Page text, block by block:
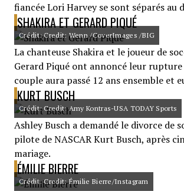
fiancée Lori Harvey se sont séparés au
SHAKIRA ET GERARD PIQUÉ
Crédit: Credit: Wenn /CoverImages /BIG
La chanteuse Shakira et le joueur de
Gerard Piqué ont annoncé leur rupture
couple aura passé 12 ans ensemble et
KURT BUSCH
Crédit: Credit: Amy Kontras-USA TODAY Sports
Ashley Busch a demandé le divorce de
pilote de NASCAR Kurt Busch, après
mariage.
ÉMILIE BIERRE
Crédit: Credit: Émilie Bierre/Instagram